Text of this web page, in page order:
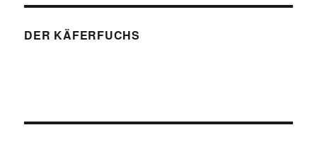
DER KÄFERFUCHS